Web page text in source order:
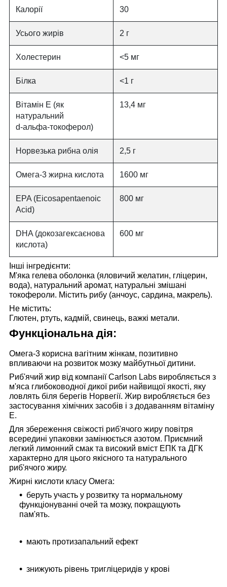
Калорії 30
Усього жирів 2 г
Холестерин <5 мг
Білка <1 г
Вітамін Е (як
натуральний
d-альфа-токоферол)
13,4 мг
Норвезька рибна олія 2,5 г
Омега-3 жирна кислота 1600 мг
EPA (Eicosapentaenoic
Acid)
800 мг
DHA (докозагексаєнова
кислота)
600 мг
Інші інгредієнти:
М'яка гелева оболонка (яловичий желатин, гліцерин,
вода), натуральний аромат, натуральні змішані
токофероли. Містить рибу (анчоус, сардина, макрель).
Не містить:
Глютен, ртуть, кадмій, свинець, важкі метали.
Функціональна дія:
Омега-3 корисна вагітним жінкам, позитивно
впливаючи на розвиток мозку майбутньої дитини.
Риб'ячий жир від компанії Carlson Labs виробляється з
м'яса глибоководної дикої риби найвищої якості, яку
ловлять біля берегів Норвегії. Жир виробляється без
застосування хімічних засобів і з додаванням вітаміну
Е.
Для збереження свіжості риб'ячого жиру повітря
всередині упаковки замінюється азотом. Приємний
легкий лимонний смак та високий вміст ЕПК та ДГК
характерно для цього якісного та натурального
риб'ячого жиру.
Жирні кислоти класу Омега:
беруть участь у розвитку та нормальному
функціонуванні очей та мозку, покращують
пам'ять.
мають протизапальний ефект
знижують рівень тригліцеридів у крові